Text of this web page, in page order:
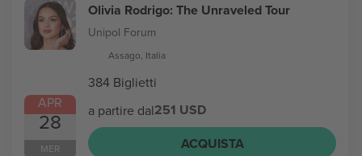
APR
28
MER
Olivia Rodrigo: The Unraveled Tour
Unipol Forum
Assago, Italia
384 Biglietti
a partire dal251 USD
ACQUISTA